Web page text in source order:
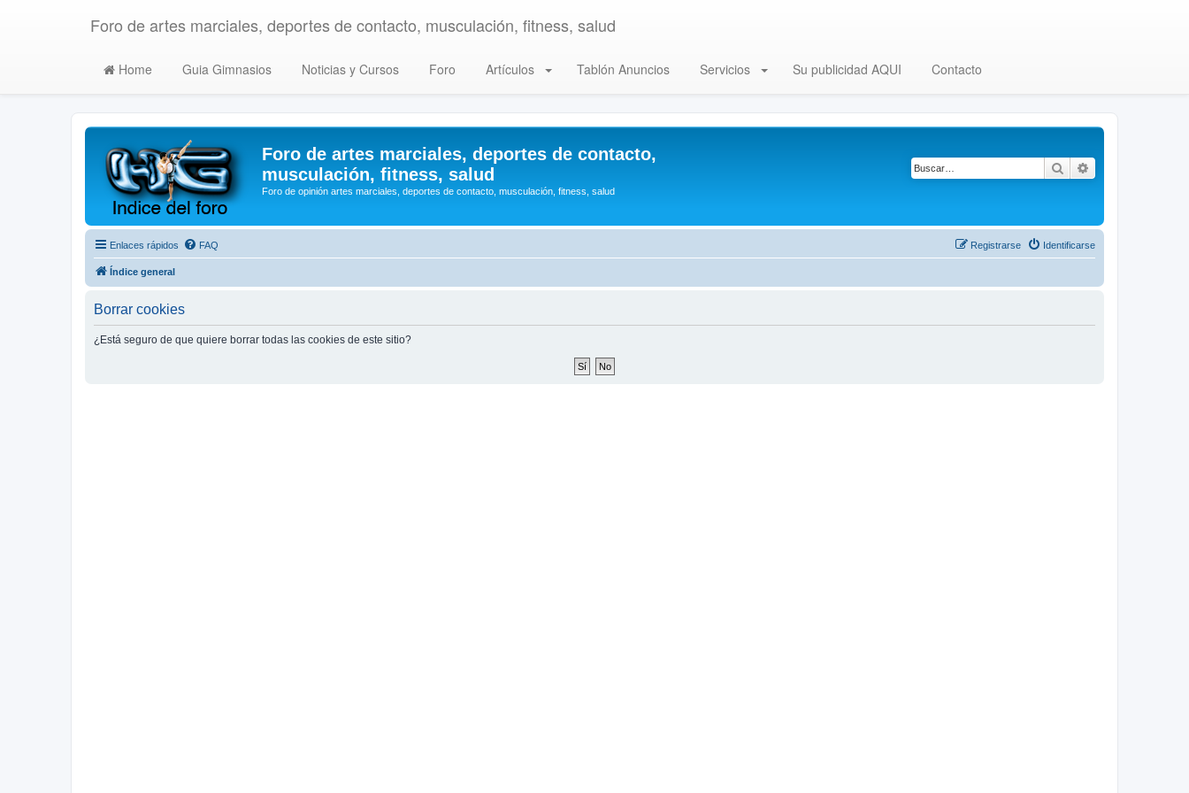
Foro de artes marciales, deportes de contacto, musculación, fitness, salud
Home Guia Gimnasios Noticias y Cursos Foro Artículos Tablón Anuncios Servicios Su publicidad AQUI Contacto
Foro de artes marciales, deportes de contacto,
musculación, fitness, salud
Foro de opinión artes marciales, deportes de contacto, musculación, fitness, salud
Buscar
Enlaces rápidos FAQ Identificarse
Registrarse
Índice general
Borrar cookies
¿Está seguro de que quiere borrar todas las cookies de este sitio?